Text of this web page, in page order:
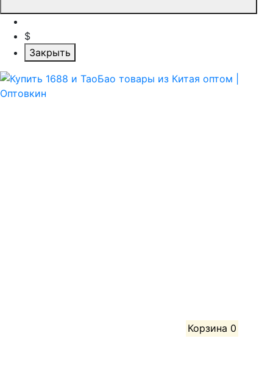
$
Закрыть
Корзина 0